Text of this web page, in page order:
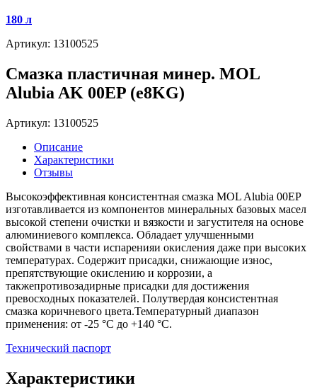
180 л
Артикул: 13100525
Смазка пластичная минер. MOL
Alubia AK 00EP (e8KG)
Артикул: 13100525
Описание
Характеристики
Отзывы
Высокоэффективная консистентная смазка MOL Alubia 00EP
изготавливается из компонентов минеральных базовых масел
высокой степени очистки и вязкости и загустителя на основе
алюминиевого комплекса. Обладает улучшенными
свойствами в части испаренияи окисления даже при высоких
температурах. Содержит присадки, снижающие износ,
препятствующие окислению и коррозии, а
такжепротивозадирные присадки для достижения
превосходных показателей. Полутвердая консистентная
смазка коричневого цвета.Температурный диапазон
применения: от -25 °C до +140 °C.
Технический паспорт
Характеристики